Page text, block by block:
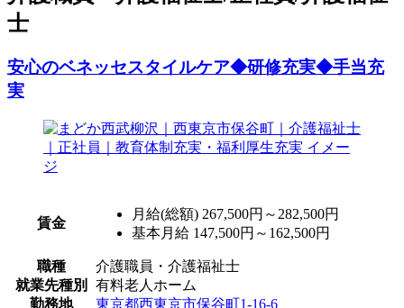
士
安心のベネッセスタイルケア◆研修充実◆手当充
実
賃金
月給(総額) 267,500円～282,500円
基本月給 147,500円～162,500円
職種
介護職員・介護福祉士
就業先種別
有料老人ホーム
勤務地
東京都西東京市保谷町1-16-6